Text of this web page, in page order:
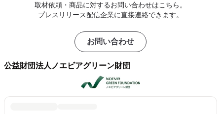
取材依頼・商品に対するお問い合わせはこちら。
プレスリリース配信企業に直接連絡できます。
お問い合わせ
公益財団法人ノエビアグリーン財団